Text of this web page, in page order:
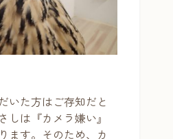
いた方はご存知だと
しは『カメラ嫌い』
ます。そのため、カ